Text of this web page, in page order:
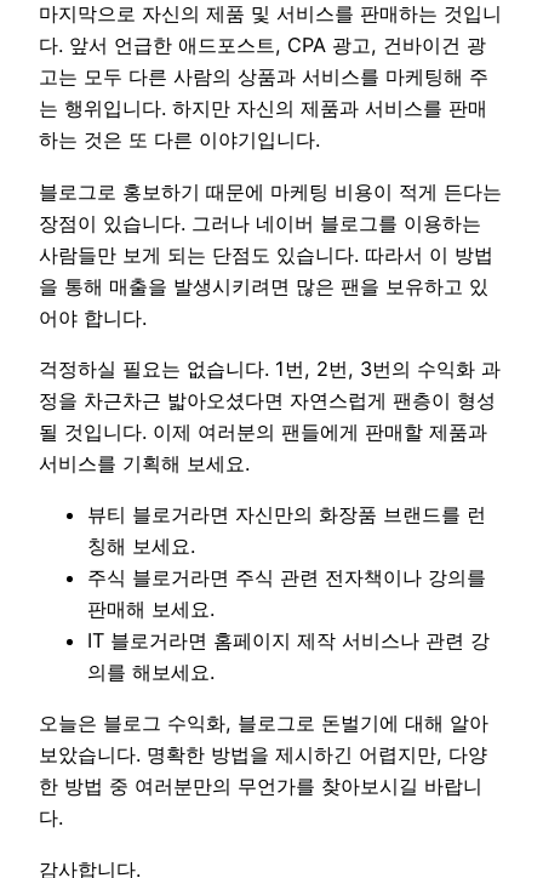
마지막으로 자신의 제품 및 서비스를 판매하는 것입니
다. 앞서 언급한 애드포스트, CPA 광고, 건바이건 광
고는 모두 다른 사람의 상품과 서비스를 마케팅해 주
는 행위입니다. 하지만 자신의 제품과 서비스를 판매
하는 것은 또 다른 이야기입니다.
블로그로 홍보하기 때문에 마케팅 비용이 적게 든다는
장점이 있습니다. 그러나 네이버 블로그를 이용하는
사람들만 보게 되는 단점도 있습니다. 따라서 이 방법
을 통해 매출을 발생시키려면 많은 팬을 보유하고 있
어야 합니다.
걱정하실 필요는 없습니다. 1번, 2번, 3번의 수익화 과
정을 차근차근 밟아오셨다면 자연스럽게 팬층이 형성
될 것입니다. 이제 여러분의 팬들에게 판매할 제품과
서비스를 기획해 보세요.
뷰티 블로거라면 자신만의 화장품 브랜드를 런
칭해 보세요.
주식 블로거라면 주식 관련 전자책이나 강의를
판매해 보세요.
IT 블로거라면 홈페이지 제작 서비스나 관련 강
의를 해보세요.
오늘은 블로그 수익화, 블로그로 돈벌기에 대해 알아
보았습니다. 명확한 방법을 제시하긴 어렵지만, 다양
한 방법 중 여러분만의 무언가를 찾아보시길 바랍니
다.
감사합니다.